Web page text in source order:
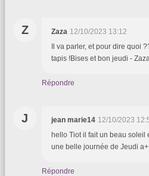
Z Zaza 12/10/2023 13:12
Il va parler, et pour dire quoi
tapis !Bises et bon jeudi -
Répondre
J jean marie14 12/10/2023
hello Tiot il fait un beau soleil
une belle journée de Jeudi
Répondre